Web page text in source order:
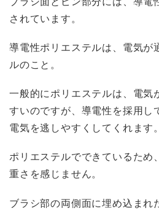
されています。
導電性ポリエステルは、電気が
ルのこと。
一般的にポリエステルは、電気
すいのですが、導電性を採用し
電気を逃しやすくしてくれます。
ポリエステルでできているため
重さを感じません。
ブラシ部の両側面に埋め込まれ